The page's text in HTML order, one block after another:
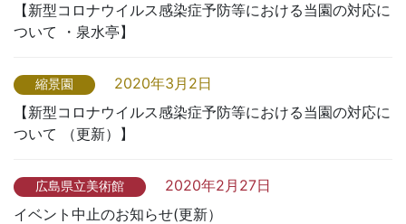
【新型コロナウイルス感染症予防等における当園の対応に
ついて ・泉水亭】
縮景園
2020年3月2日
【新型コロナウイルス感染症予防等における当園の対応に
ついて （更新）】
広島県立美術館
2020年2月27日
イベント中止のお知らせ(更新）